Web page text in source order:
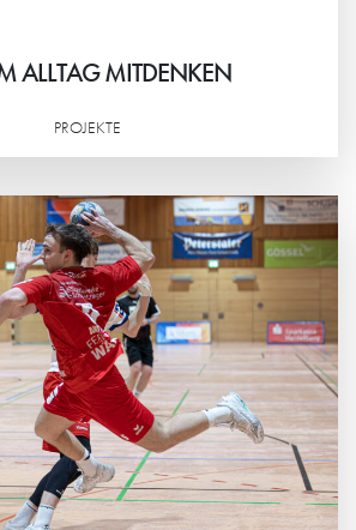
ALLTAG MITDENKEN
PROJEKTE